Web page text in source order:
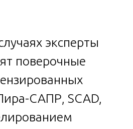
эксперты
поверочные
САПР, SCAD,